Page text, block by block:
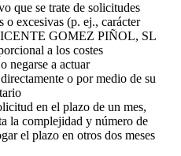
que se trate de solicitudes
o excesivas (p. ej., carácter
GOMEZ PIÑOL, SL
a los costes
negarse a actuar
o por medio de su
en el plazo de un mes,
la complejidad y número de
el plazo en otros dos meses